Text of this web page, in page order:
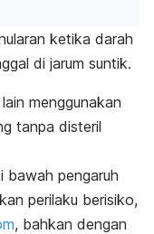
ketika darah
di jarum suntik.
menggunakan
tanpa disteril
bawah pengaruh
perilaku berisiko,
, bahkan dengan